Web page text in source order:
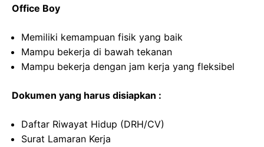
Office Boy
Memiliki kemampuan fisik yang baik
Mampu bekerja di bawah tekanan
Mampu bekerja dengan jam kerja yang fleksibel
Dokumen yang harus disiapkan :
Daftar Riwayat Hidup (DRH/CV)
Surat Lamaran Kerja